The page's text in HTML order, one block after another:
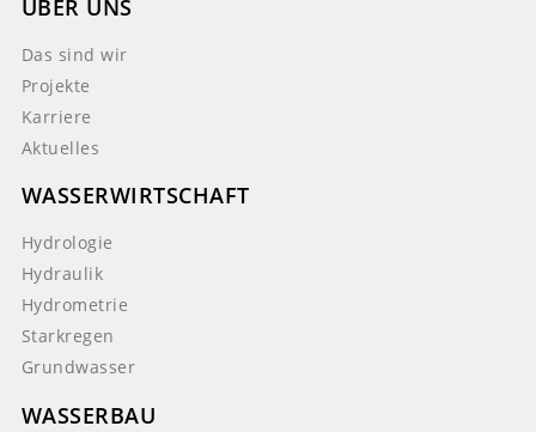
ÜBER UNS
Das sind wir
Projekte
Karriere
Aktuelles
WASSERWIRTSCHAFT
Hydrologie
Hydraulik
Hydrometrie
Starkregen
Grundwasser
WASSERBAU